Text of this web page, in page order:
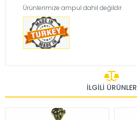
Ürünlerimize ampul dahil değildir.
İLGILI ÜRÜNLER